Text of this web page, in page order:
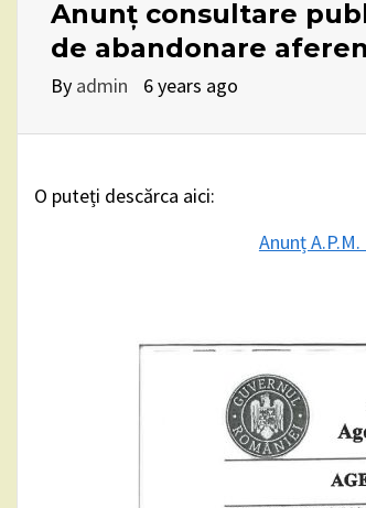
Anunț consultare
de abandonare
By admin 6 years ago
O puteți descărca aici:
Anunț